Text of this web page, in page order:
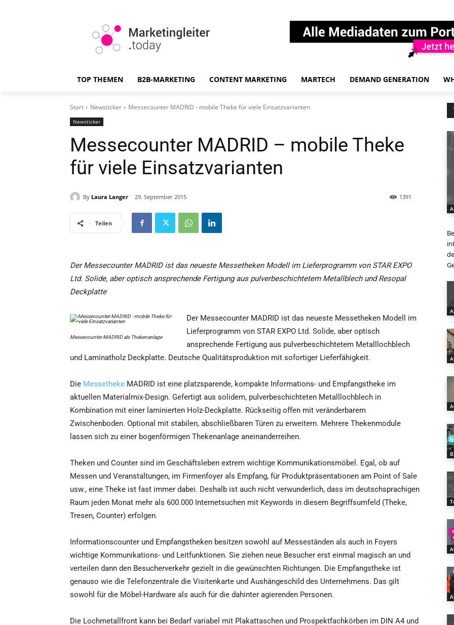
TOP THEMEN B2B-MARKETING CONTENT MARKETING MARTECH DEMAND GENERATION
Start Newsticker Messecounter MADRID - mobile Theke für viele Einsatzvarianten
Newsticker
Messecounter MADRID – mobile Theke
für viele Einsatzvarianten
By Laura Langer 29. September 2015 1391
Teilen
Der Messecounter MADRID ist das neueste Messetheken Modell im Lieferprogramm von STAR EXPO
Ltd. Solide, aber optisch ansprechende Fertigung aus pulverbeschichtetem Metallblech und Resopal
Deckplatte
Messecounter MADRID als Thekenanlage
Der Messecounter MADRID ist das neueste Messetheken Modell im
Lieferprogramm von STAR EXPO Ltd. Solide, aber optisch
ansprechende Fertigung aus pulverbeschichtetem Metalllochblech
und Laminatholz Deckplatte. Deutsche Qualitätsproduktion mit sofortiger Lieferfähigkeit.
Die Messetheke MADRID ist eine platzsparende, kompakte Informations- und Empfangstheke im
aktuellen Materialmix-Design. Gefertigt aus solidem, pulverbeschichteten Metalllochblech in
Kombination mit einer laminierten Holz-Deckplatte. Rückseitig offen mit veränderbarem
Zwischenboden. Optional mit stabilen, abschließbaren Türen zu erweitern. Mehrere Thekenmodule
lassen sich zu einer bogenförmigen Thekenanlage aneinanderreihen.
Theken und Counter sind im Geschäftsleben extrem wichtige Kommunikationsmöbel. Egal, ob auf
Messen und Veranstaltungen, im Firmenfoyer als Empfang, für Produktpräsentationen am Point of Sale
usw., eine Theke ist fast immer dabei. Deshalb ist auch nicht verwunderlich, dass im deutschsprachigen
Raum jeden Monat mehr als 600.000 Internetsuchen mit Keywords in diesem Begriffsumfeld (Theke,
Tresen, Counter) erfolgen.
Informationscounter und Empfangstheken besitzen sowohl auf Messeständen als auch in Foyers
wichtige Kommunikations- und Leitfunktionen. Sie ziehen neue Besucher erst einmal magisch an und
verteilen dann den Besucherverkehr gezielt in die gewünschten Richtungen. Die Empfangstheke ist
genauso wie die Telefonzentrale die Visitenkarte und Aushängeschild des Unternehmens. Das gilt
sowohl für die Möbel-Hardware als auch für die dahinter agierenden Personen.
Die Lochmetallfront kann bei Bedarf variabel mit Plakattaschen und Prospektfachkörben im DIN A4 und